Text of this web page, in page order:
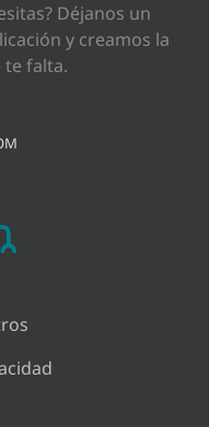
Déjanos un
y creamos la
falta.